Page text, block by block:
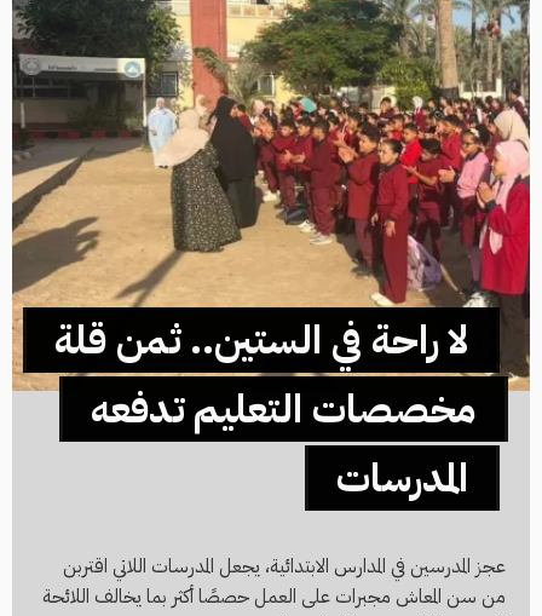
لا راحة في الستين.. ثمن قلة
مخصصات التعليم تدفعه
المدرسات
عجز المدرسين في المدارس الابتدائية، يجعل المدرسات اللاتي اقتربن
من سن المعاش مجبرات على العمل حصصًا أكثر بما يخالف اللائحة